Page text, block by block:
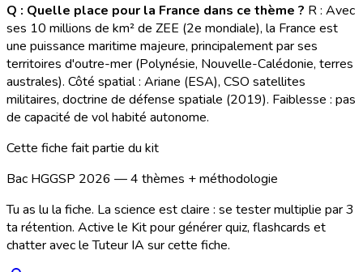
Q : Quelle place pour la France dans ce thème ? R : Avec
ses 10 millions de km² de ZEE (2e mondiale), la France est
une puissance maritime majeure, principalement par ses
territoires d'outre-mer (Polynésie, Nouvelle-Calédonie, terres
australes). Côté spatial : Ariane (ESA), CSO satellites
militaires, doctrine de défense spatiale (2019). Faiblesse : pas
de capacité de vol habité autonome.
Cette fiche fait partie du kit
Bac HGGSP 2026 — 4 thèmes + méthodologie
Tu as lu la fiche. La science est claire : se tester multiplie par 3
ta rétention. Active le Kit pour générer quiz, flashcards et
chatter avec le Tuteur IA sur cette fiche.